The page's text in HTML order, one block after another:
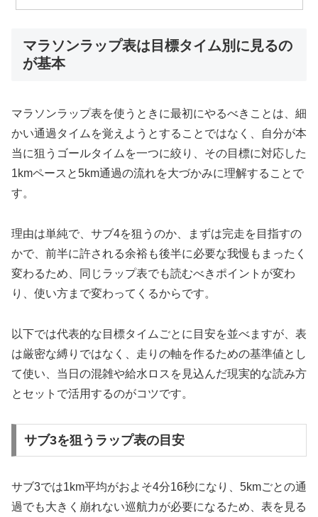
マラソンラップ表は目標タイム別に見るの
が基本
マラソンラップ表を使うときに最初にやるべきことは、細
かい通過タイムを覚えようとすることではなく、自分が本
当に狙うゴールタイムを一つに絞り、その目標に対応した
1kmペースと5km通過の流れを大づかみに理解することで
す。
理由は単純で、サブ4を狙うのか、まずは完走を目指すの
かで、前半に許される余裕も後半に必要な我慢もまったく
変わるため、同じラップ表でも読むべきポイントが変わ
り、使い方まで変わってくるからです。
以下では代表的な目標タイムごとに目安を並べますが、表
は厳密な縛りではなく、走りの軸を作るための基準値とし
て使い、当日の混雑や給水ロスを見込んだ現実的な読み方
とセットで活用するのがコツです。
サブ3を狙うラップ表の目安
サブ3では1km平均がおよそ4分16秒になり、5kmごとの通
過でも大きく崩れない巡航力が必要になるため、表を見る